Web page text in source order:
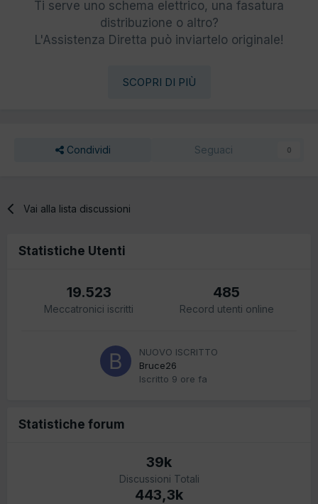
Ti serve uno schema elettrico, una fasatura
distribuzione o altro?
L'Assistenza Diretta può inviartelo originale!
SCOPRI DI PIÙ
Condividi Seguaci 0
Vai alla lista discussioni
Statistiche Utenti
19.523
Meccatronici iscritti
485
Record utenti online
NUOVO ISCRITTO
Bruce26
Iscritto 9 ore fa
Statistiche forum
39k
Discussioni Totali
443,3k